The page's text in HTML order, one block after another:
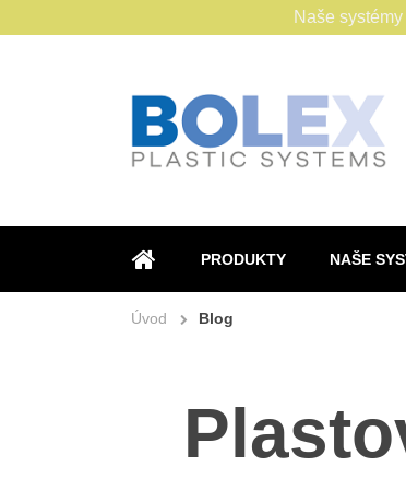
ÚVOD
PRODUKTY NAŠE
Naše
Úvod Blog